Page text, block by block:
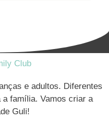
e adultos. Diferentes
família. Vamos criar a
Guli!